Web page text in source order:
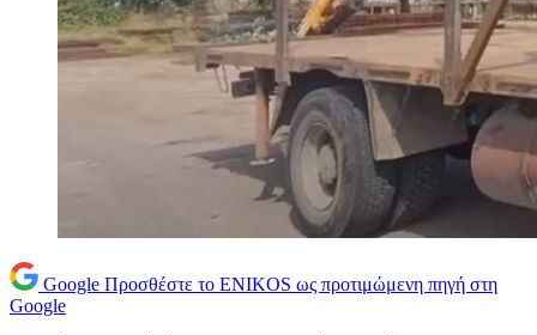
Google Προσθέστε το ENIKOS ως προτιμώμενη πηγή στη
Google